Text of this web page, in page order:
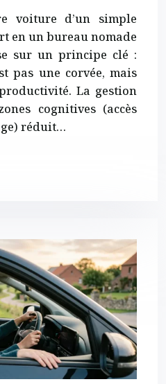
voiture d’un simple
en un bureau nomade
sur un principe clé :
pas une corvée, mais
La gestion
cognitives (accès
réduit…